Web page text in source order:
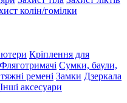
колін/гомілки
Кріплення для
Фляготримачі Сумки, баули,
ремені Замки Дзеркала
Інші аксесуари